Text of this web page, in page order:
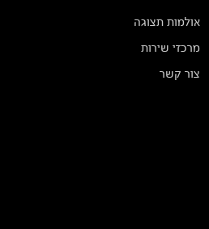
אולמות תצוגה
מרכזי שירות
צור קשר